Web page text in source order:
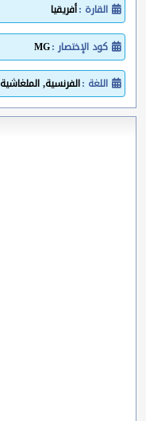
القارة :أفريقيا
كود الإختصار :MG
اللغة :الفرنسية, الملغاشية